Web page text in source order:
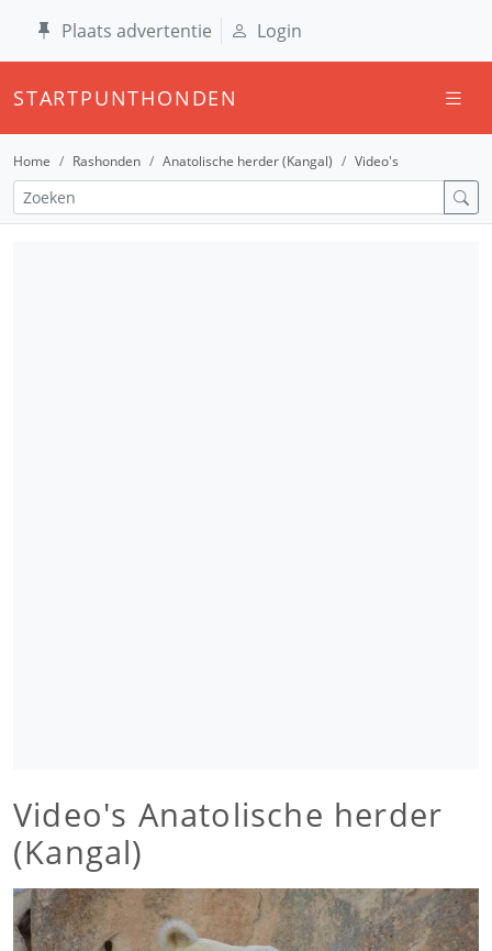
Plaats advertentie Login
STARTPUNTHONDEN
Home Rashonden Anatolische herder (Kangal) Video's
Video's Anatolische herder
(Kangal)